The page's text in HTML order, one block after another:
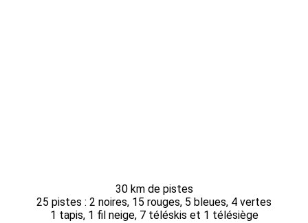
30 km de pistes
25 pistes : 2 noires, 15 rouges, 5 bleues, 4 vertes
1 tapis, 1 fil neige, 7 téléskis et 1 télésiège